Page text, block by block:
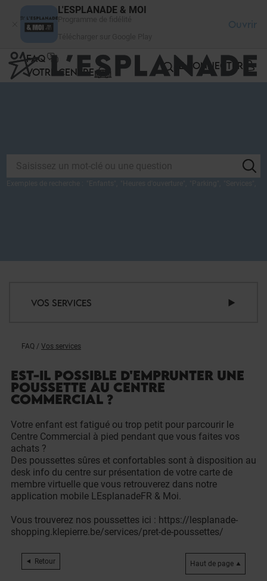
L'ESPLANADE & MOI
Ouvrir
FAQ
VOTRE CENTRE
SE CONNECTER
VOS SERVICES
FAQ / Vos services
EST-IL POSSIBLE D'EMPRUNTER UNE
POUSSETTE AU CENTRE
COMMERCIAL ?
Votre enfant est fatigué ou trop petit pour parcourir le
Centre Commercial à pied pendant que vous faites vos
achats ?
Des poussettes sûres et confortables sont à disposition au
desk info du centre sur présentation de votre carte de
membre virtuelle que vous retrouverez dans notre
application mobile LEsplanadeFR & Moi.
Vous trouverez nos poussettes ici : https://lesplanade-
shopping.klepierre.be/services/pret-de-poussettes/
Retour Haut de page
Panneau de gestion des cookies